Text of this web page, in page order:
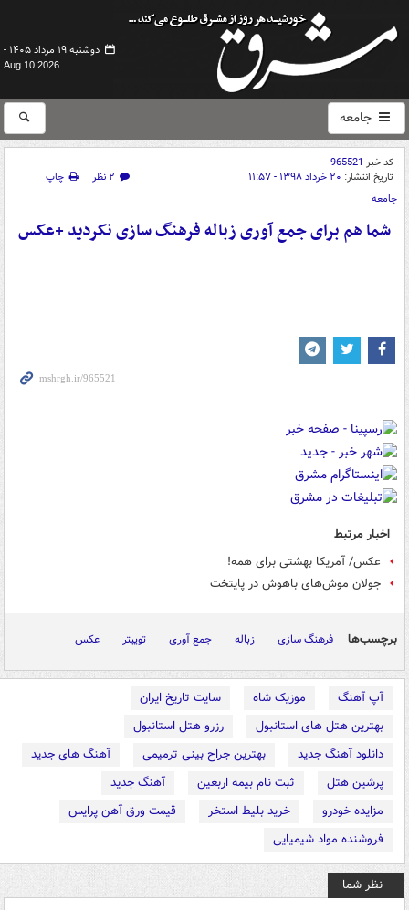
دوشنبه ۱۹ مرداد ۱۴۰۵ -
Aug 10 2026
جامعه
کد خبر 965521
تاریخ انتشار: ۲۰ خرداد ۱۳۹۸ - ۱۱:۵۷ ۲ نظر
چاپ
جامعه
شما هم برای جمع آوری زباله‌ فرهنگ سازی نکردید +عکس
اخبار مرتبط
عکس/ آمریکا بهشتی برای همه!
جولان موش‌های باهوش در پایتخت
برچسب‌ها فرهنگ سازی زباله جمع آوری توییتر عکس
آپ آهنگ موزیک شاه
سایت تاریخ ایران
بهترین هتل های استانبول
رزرو هتل استانبول
دانلود آهنگ جدید
بهترین جراح بینی ترمیمی
آهنگ های جدید
پرشین هتل
ثبت نام بیمه اربعین
آهنگ جدید
مزایده خودرو
خرید بلیط استخر
قیمت ورق آهن پرایس
فروشنده مواد شیمیایی
نظر شما